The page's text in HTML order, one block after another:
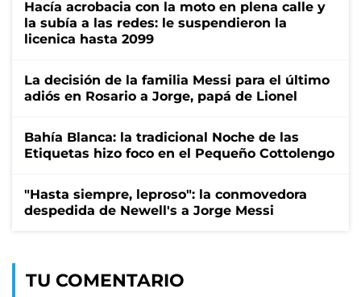
Hacía acrobacia con la moto en plena calle y
la subía a las redes: le suspendieron la
licenica hasta 2099
La decisión de la familia Messi para el último
adiós en Rosario a Jorge, papá de Lionel
Bahía Blanca: la tradicional Noche de las
Etiquetas hizo foco en el Pequeño Cottolengo
"Hasta siempre, leproso": la conmovedora
despedida de Newell's a Jorge Messi
TU COMENTARIO